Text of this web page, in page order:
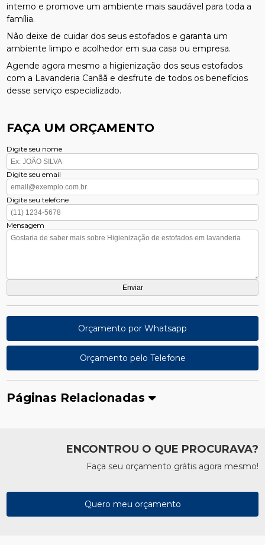
interno e promove um ambiente mais saudável para toda a
família.
Não deixe de cuidar dos seus estofados e garanta um
ambiente limpo e acolhedor em sua casa ou empresa.
Agende agora mesmo a higienização dos seus estofados
com a Lavanderia Canãã e desfrute de todos os benefícios
desse serviço especializado.
FAÇA UM ORÇAMENTO
Digite seu nome
Digite seu email
Digite seu telefone
Mensagem
Orçamento por Whatsapp
Orçamento pelo Telefone
Páginas Relacionadas
ENCONTROU O QUE PROCURAVA?
Faça seu orçamento grátis agora mesmo!
Quero meu orçamento